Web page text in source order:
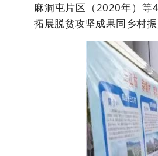
麻洞屯片区（2020年）等
拓展脱贫攻坚成果同乡村振